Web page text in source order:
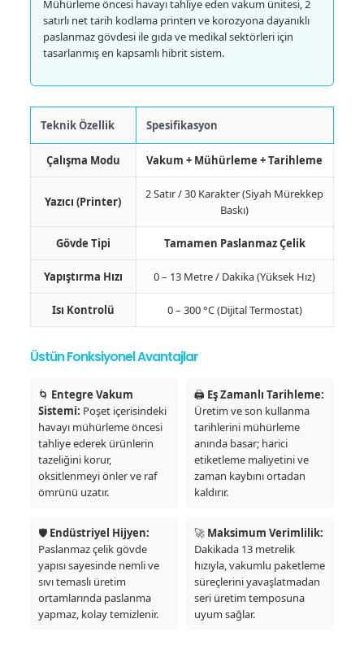
Mühürleme öncesi havayı tahliye eden vakum ünitesi, 2
satırlı net tarih kodlama printerı ve korozyona dayanıklı
paslanmaz gövdesi ile gıda ve medikal sektörleri için
tasarlanmış en kapsamlı hibrit sistem.
Teknik Özellik Spesifikasyon
Çalışma Modu Vakum + Mühürleme + Tarihleme
Yazıcı (Printer)
2 Satır / 30 Karakter (Siyah Mürekkep
Baskı)
Gövde Tipi Tamamen Paslanmaz Çelik
Yapıştırma Hızı 0 – 13 Metre / Dakika (Yüksek Hız)
Isı Kontrolü 0 – 300 °C (Dijital Termostat)
Üstün Fonksiyonel Avantajlar
🌀 Entegre Vakum
Sistemi: Poşet içerisindeki
havayı mühürleme öncesi
tahliye ederek ürünlerin
tazeliğini korur,
oksitlenmeyi önler ve raf
ömrünü uzatır.
🖨️ Eş Zamanlı Tarihleme:
Üretim ve son kullanma
tarihlerini mühürleme
anında basar; harici
etiketleme maliyetini ve
zaman kaybını ortadan
kaldırır.
🛡️ Endüstriyel Hijyen:
Paslanmaz çelik gövde
yapısı sayesinde nemli ve
sıvı temaslı üretim
ortamlarında paslanma
yapmaz, kolay temizlenir.
🚀 Maksimum Verimlilik:
Dakikada 13 metrelik
hızıyla, vakumlu paketleme
süreçlerini yavaşlatmadan
seri üretim temposuna
uyum sağlar.